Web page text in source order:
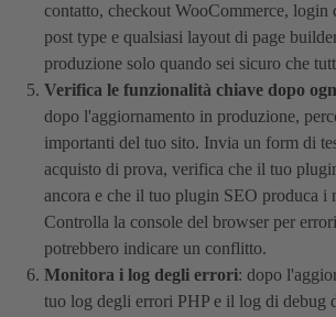
contatto, checkout WooCommerce, login
post type e qualsiasi layout di page
produzione solo quando sei sicuro che
Verifica le funzionalità chiave dopo
dopo l'aggiornamento in produzione,
importanti del tuo sito. Invia un form di
acquisto di prova, verifica che il tuo
ancora e che il tuo plugin SEO produca i
Controlla la console del browser per
potrebbero indicare un conflitto.
Monitora i log degli errori: dopo
tuo log degli errori PHP e il log di debug